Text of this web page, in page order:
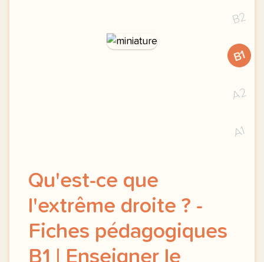
B2
B1
A2
A1
Qu'est-ce que
l'extrême droite ? -
Fiches pédagogiques
B1 | Enseigner le